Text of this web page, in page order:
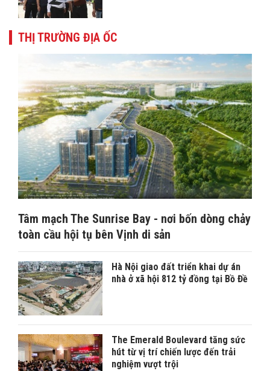
THỊ TRƯỜNG ĐỊA ỐC
Tâm mạch The Sunrise Bay - nơi bốn dòng chảy
toàn cầu hội tụ bên Vịnh di sản
Hà Nội giao đất triển khai dự án
nhà ở xã hội 812 tỷ đồng tại Bồ Đề
The Emerald Boulevard tăng sức
hút từ vị trí chiến lược đến trải
nghiệm vượt trội